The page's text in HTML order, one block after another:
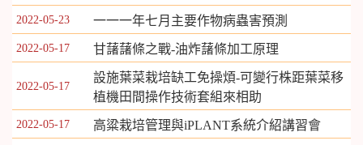
2022-05-23 一一一年七月主要作物病蟲害預測
2022-05-17 甘藷藷條之戰-油炸藷條加工原理
2022-05-17
設施葉菜栽培缺工免操煩-可變行株距葉菜移
植機田間操作技術套組來相助
2022-05-17 高粱栽培管理與iPLANT系統介紹講習會